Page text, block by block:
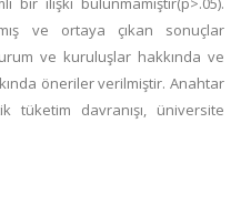
ve ortaya çıkan sonuçlar
ve kuruluşlar hakkında ve
öneriler verilmiştir. Anahtar
tüketim davranışı, üniversite